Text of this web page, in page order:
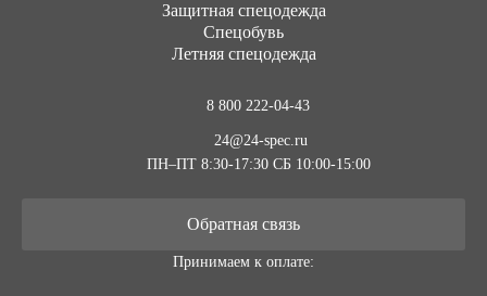
Защитная спецодежда
Спецобувь
Летняя спецодежда
8 800 222-04-43
24@24-spec.ru
ПН–ПТ 8:30-17:30 СБ 10:00-15:00
Обратная связь
Принимаем к оплате: